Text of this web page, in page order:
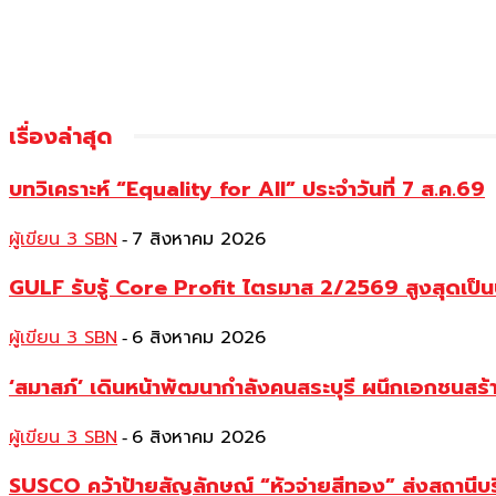
เรื่องล่าสุด
บทวิเคราะห์ “Equality for All” ประจำวันที่ 7 ส.ค.69
ผู้เขียน 3 SBN - 7 สิงหาคม 2026
GULF รับรู้ Core Profit ไตรมาส 2/2569 สูงสุดเป็น
ผู้เขียน 3 SBN - 6 สิงหาคม 2026
‘สมาสภ์’ เดินหน้าพัฒนากำลังคนสระบุรี ผนึกเอกชนส
ผู้เขียน 3 SBN - 6 สิงหาคม 2026
SUSCO คว้าป้ายสัญลักษณ์ “หัวจ่ายสีทอง” ส่งสถานีบ